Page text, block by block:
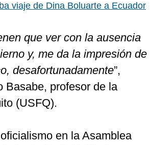
viaje de Dina Boluarte a Ecuador
que ver con la ausencia
y, me da la impresión de
desafortunadamente”,
Basabe, profesor de la
(USFQ).
en la Asamblea